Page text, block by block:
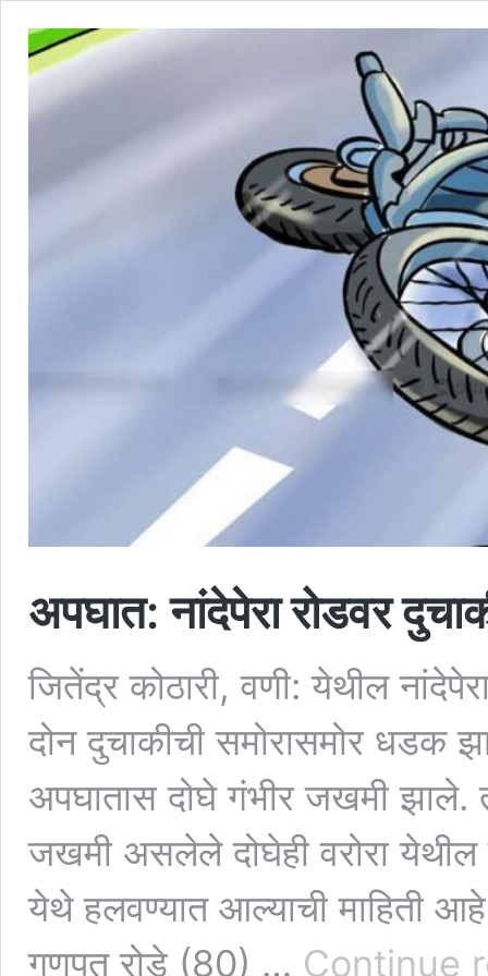
अपघात: नांदेपेरा रोडवर
जितेंद्र कोठारी, वणी: येथील
दोन दुचाकीची समोरासमोर धडक
अपघातास दोघे गंभीर जखमी झाले.
जखमी असलेले दोघेही वरोरा येथील
येथे हलवण्यात आल्याची माहिती
गणपत रोडे (80) … Continue